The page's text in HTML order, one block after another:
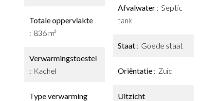
Totale oppervlakte
836 m²
Verwarmingstoestel
Kachel
Type verwarming
Afvalwater
Septic
tank
Staat Goede staat
Oriëntatie Zuid
Uitzicht